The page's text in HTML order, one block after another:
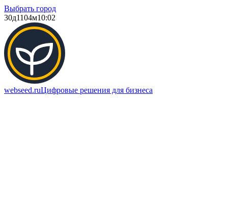
Выбрать город
30д1104м10:02
webseed.ruЦифровые решения для бизнеса